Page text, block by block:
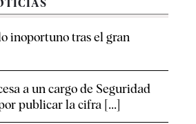
inoportuno tras el gran
a un cargo de Seguridad
publicar la cifra [...]